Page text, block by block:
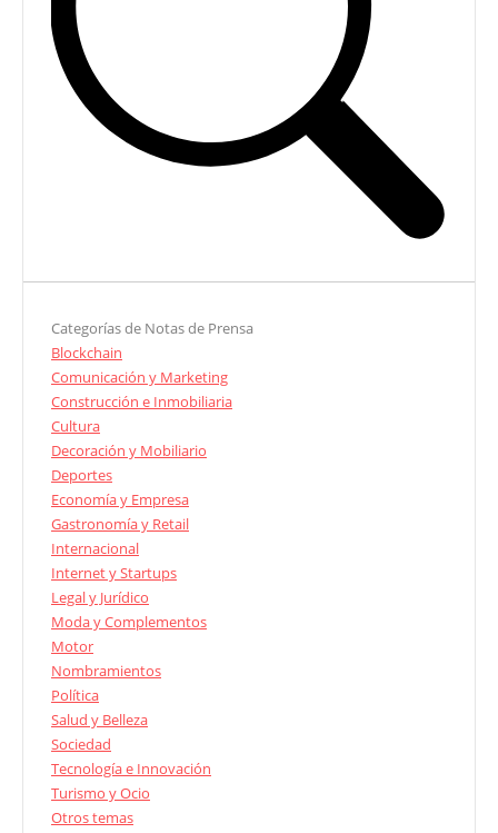
Categorías de Notas de Prensa
Blockchain
Comunicación y Marketing
Construcción e Inmobiliaria
Cultura
Decoración y Mobiliario
Deportes
Economía y Empresa
Gastronomía y Retail
Internacional
Internet y Startups
Legal y Jurídico
Moda y Complementos
Motor
Nombramientos
Política
Salud y Belleza
Sociedad
Tecnología e Innovación
Turismo y Ocio
Otros temas